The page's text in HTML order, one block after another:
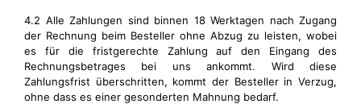
4.2 Alle Zahlungen sind binnen 18 Werktagen nach Zugang
der Rechnung beim Besteller ohne Abzug zu leisten, wobei
es für die fristgerechte Zahlung auf den Eingang des
Rechnungsbetrages bei uns ankommt. Wird diese
Zahlungsfrist überschritten, kommt der Besteller in Verzug,
ohne dass es einer gesonderten Mahnung bedarf.